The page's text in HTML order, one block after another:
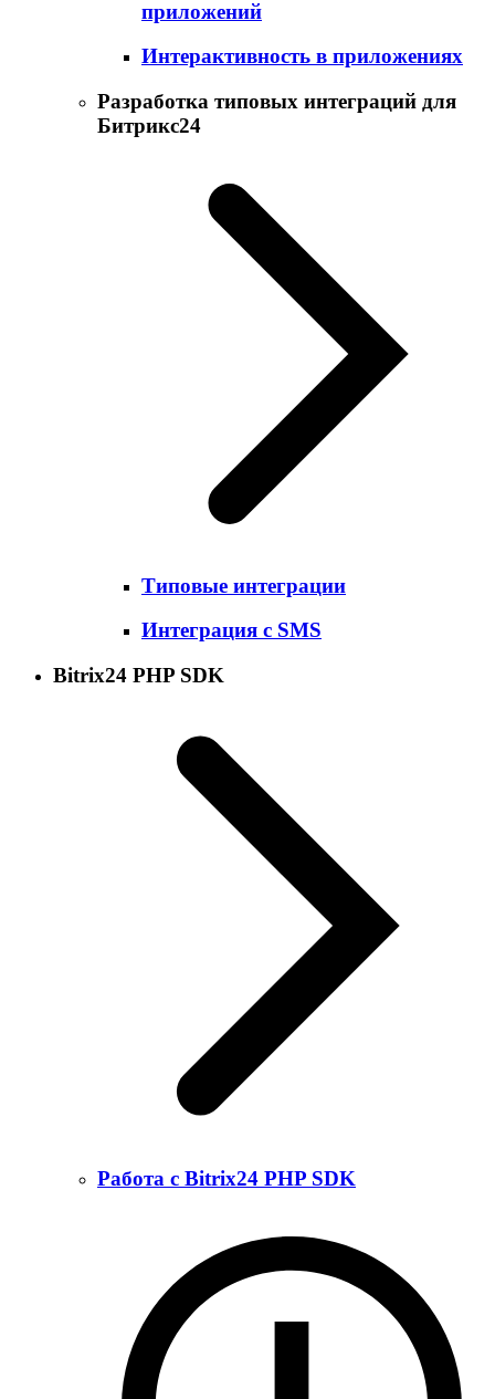
приложений
Интерактивность в приложениях
Разработка типовых интеграций для
Битрикс24
Типовые интеграции
Интеграция с SMS
Bitrix24 PHP SDK
Работа с Bitrix24 PHP SDK